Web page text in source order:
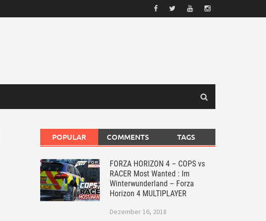
POPULAR COMMENTS TAGS
FORZA HORIZON 4 – COPS vs
RACER Most Wanted : Im
Winterwunderland – Forza
Horizon 4 MULTIPLAYER
Dezember 16, 2018